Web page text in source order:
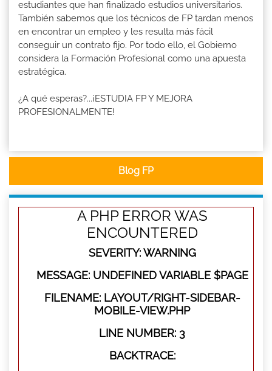
estudiantes que han finalizado estudios universitarios.
También sabemos que los técnicos de FP tardan menos
en encontrar un empleo y les resulta más fácil
conseguir un contrato fijo. Por todo ello, el Gobierno
considera la Formación Profesional como una apuesta
estratégica.
¿A qué esperas?...¡ESTUDIA FP Y MEJORA
PROFESIONALMENTE!
Blog FP
A PHP ERROR WAS
ENCOUNTERED
SEVERITY: WARNING
MESSAGE: UNDEFINED VARIABLE $PAGE
FILENAME: LAYOUT/RIGHT-SIDEBAR-
MOBILE-VIEW.PHP
LINE NUMBER: 3
BACKTRACE: